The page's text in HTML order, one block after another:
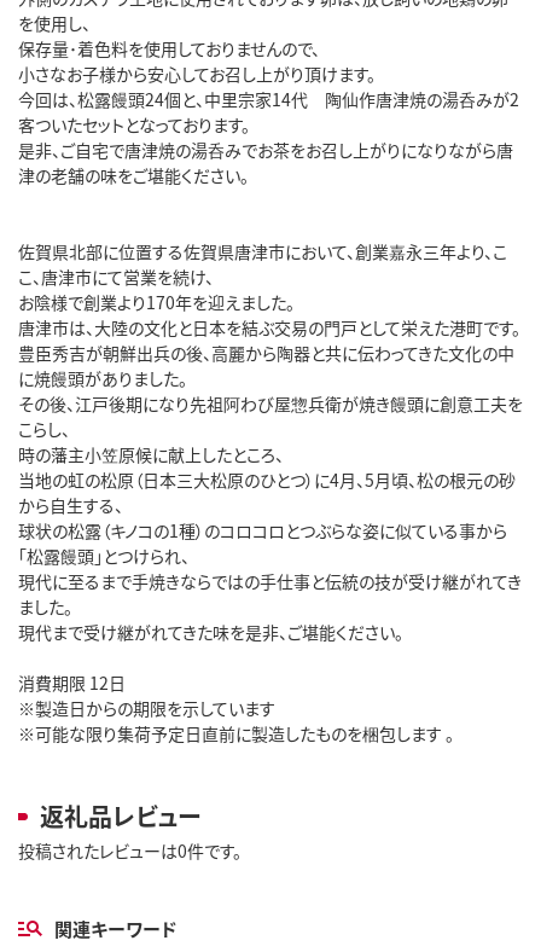
を使用し、
保存量･着色料を使用しておりませんので、
小さなお子様から安心してお召し上がり頂けます。
今回は、松露饅頭24個と、中里宗家14代 陶仙作唐津焼の湯呑みが2
客ついたセットとなっております。
是非、ご自宅で唐津焼の湯呑みでお茶をお召し上がりになりながら唐
津の老舗の味をご堪能ください。
佐賀県北部に位置する佐賀県唐津市において、創業嘉永三年より、こ
こ、唐津市にて営業を続け、
お陰様で創業より170年を迎えました。
唐津市は、大陸の文化と日本を結ぶ交易の門戸として栄えた港町です。
豊臣秀吉が朝鮮出兵の後、高麗から陶器と共に伝わってきた文化の中
に焼饅頭がありました。
その後、江戸後期になり先祖阿わび屋惣兵衛が焼き饅頭に創意工夫を
こらし、
時の藩主小笠原候に献上したところ、
当地の虹の松原（日本三大松原のひとつ）に4月、5月頃、松の根元の砂
から自生する、
球状の松露（キノコの1種）のコロコロとつぶらな姿に似ている事から
「松露饅頭」とつけられ、
現代に至るまで手焼きならではの手仕事と伝統の技が受け継がれてき
ました。
現代まで受け継がれてきた味を是非、ご堪能ください。
消費期限 12日
※製造日からの期限を示しています
※可能な限り集荷予定日直前に製造したものを梱包します 。
返礼品レビュー
投稿されたレビューは0件です。
関連キーワード